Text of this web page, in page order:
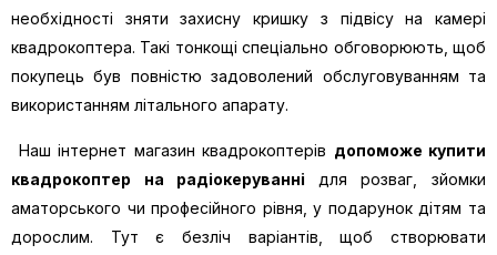
необхідності зняти захисну кришку з підвісу на камері
квадрокоптера. Такі тонкощі спеціально обговорюють, щоб
покупець був повністю задоволений обслуговуванням та
використанням літального апарату.
Наш інтернет магазин квадрокоптерів допоможе купити
квадрокоптер на радіокеруванні для розваг, зйомки
аматорського чи професійного рівня, у подарунок дітям та
дорослим. Тут є безліч варіантів, щоб створювати